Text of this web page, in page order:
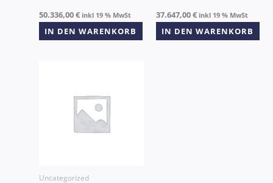
50.336,00€ inkl 19 % MwSt
IN DEN WARENKORB
37.647,00€ inkl 19 % MwSt
IN DEN WARENKORB
Uncategorized